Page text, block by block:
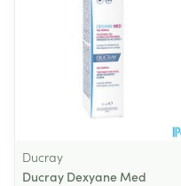
Ducray
Ducray Dexyane Med